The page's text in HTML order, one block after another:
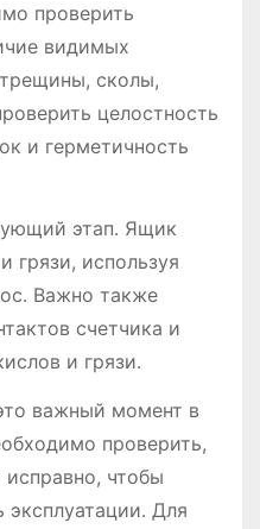
проверить
видимых
сколы,
целостность
и герметичность
этап․ Ящик
грязи, используя
Важно также
счетчика и
и грязи․
важный момент в
проверить,
исправно, чтобы
эксплуатации․ Для